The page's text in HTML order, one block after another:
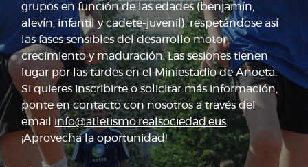
grupos en función de las edades (benjamín,
alevín, infantil y cadete-juvenil), respetándose así
las fases sensibles del desarrollo motor,
crecimiento y maduración. Las sesiones tienen
lugar por las tardes en el Miniestadio de Anoeta.
Si quieres inscribirte o solicitar más información,
ponte en contacto con nosotros a través del
email info@atletismo.realsociedad.eus
¡Aprovecha la oportunidad!